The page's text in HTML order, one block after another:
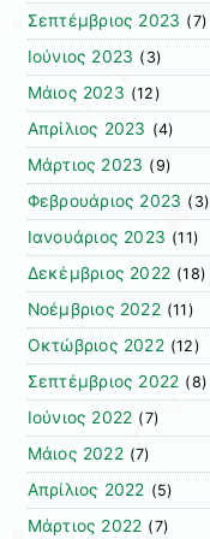
Σεπτέμβριος 2023 (7)
Ιούνιος 2023 (3)
Μάιος 2023 (12)
Απρίλιος 2023 (4)
Μάρτιος 2023 (9)
Φεβρουάριος 2023 (3)
Ιανουάριος 2023 (11)
Δεκέμβριος 2022 (18)
Νοέμβριος 2022(11)
Οκτώβριος 2022(12)
Σεπτέμβριος 2022 (8)
Ιούνιος 2022 (7)
Μάιος 2022(7)
Απρίλιος 2022 (5)
Μάρτιος 2022 (7)